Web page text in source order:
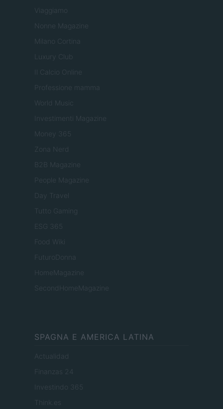
Viaggiamo
Nonne Magazine
Milano Cortina
Luxury Club
Il Calcio Online
Professione mamma
World Music
Investimenti Magazine
Money 365
Zona Nerd
B2B Magazine
People Magazine
Day Travel
Tutto Gaming
ESG 365
Food Wiki
FuturoDonna
HomeMagazine
SecondHomeMagazine
SPAGNA E AMERICA LATINA
Actualidad
Finanzas 24
Investindo 365
Think.es